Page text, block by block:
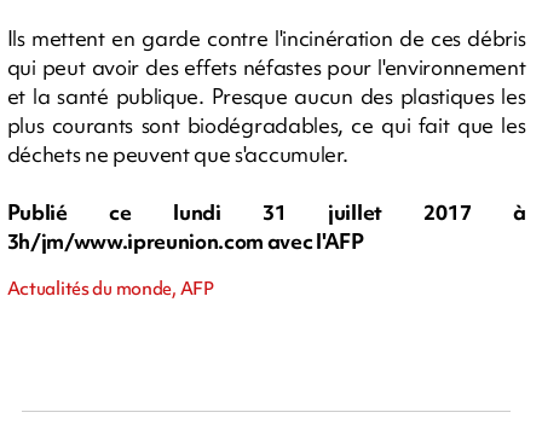
Ils mettent en garde contre l'incinération de ces débris
qui peut avoir des effets néfastes pour l'environnement
et la santé publique. Presque aucun des plastiques les
plus courants sont biodégradables, ce qui fait que les
déchets ne peuvent que s'accumuler.
Publié ce lundi 31 juillet 2017 à
3h/jm/www.ipreunion.com avec l'AFP
Actualités du monde, AFP